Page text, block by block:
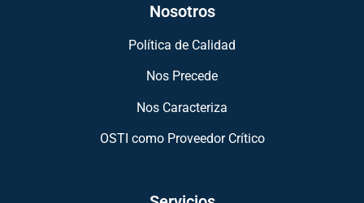
Nosotros
Política de Calidad
Nos Precede
Nos Caracteriza
OSTI como Proveedor Crítico